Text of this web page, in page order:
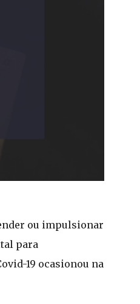
ou impulsionar
para
19 ocasionou na